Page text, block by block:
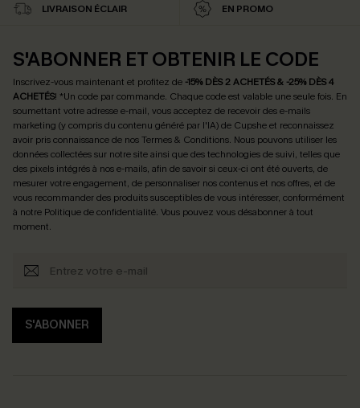
LIVRAISON ÉCLAIR EN PROMO
S'ABONNER ET OBTENIR LE CODE
Inscrivez-vous maintenant et profitez de -15% DÈS 2 ACHETÉS & -25% DÈS 4
ACHETÉS! *Un code par commande. Chaque code est valable une seule fois. En
soumettant votre adresse e-mail, vous acceptez de recevoir des e-mails
marketing (y compris du contenu généré par l'IA) de Cupshe et reconnaissez
avoir pris connaissance de nosTermes & Conditions. Nous pouvons utiliser les
données collectées sur notre site ainsi que des technologies de suivi, telles que
des pixels intégrés à nos e-mails, afin de savoir si ceux-ci ont été ouverts, de
mesurer votre engagement, de personnaliser nos contenus et nos offres, et de
vous recommander des produits susceptibles de vous intéresser, conformément
à notre Politique de confidentialité. Vous pouvez vous désabonner à tout
moment.
S'ABONNER